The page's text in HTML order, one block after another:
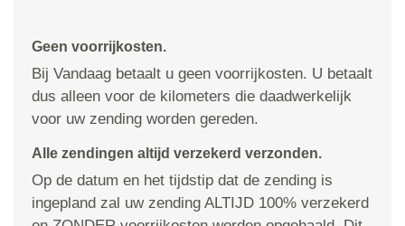
Geen voorrijkosten.
Bij Vandaag betaalt u geen voorrijkosten. U betaalt
dus alleen voor de kilometers die daadwerkelijk
voor uw zending worden gereden.
Alle zendingen altijd verzekerd verzonden.
Op de datum en het tijdstip dat de zending is
ingepland zal uw zending ALTIJD 100% verzekerd